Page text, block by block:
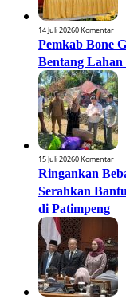
14 Juli 20260 Komentar
Pemkab Bone
Bentang
15 Juli 20260 Komentar
Ringankan
Serahkan
di Patimpeng